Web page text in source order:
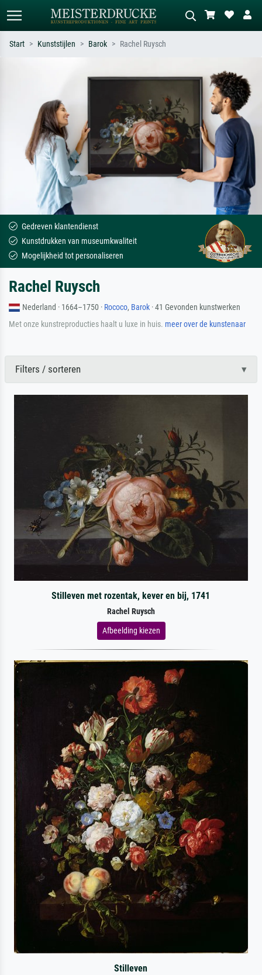
Monet, Sterrennacht, impressionisme,
Hokusai-golf, naakt.
Beschrijf de scène – bijv. groene
weide, abstract met veel rood, donker
olieverfschilderij, staand naakt naast
een boom.
Start Kunststijlen Barok Rachel Ruysch
Gedreven klantendienst
Kunstdrukken van museumkwaliteit
Mogelijkheid tot personaliseren
Rachel Ruysch
Nederland · 1664–1750 · Rococo, Barok · 41 Gevonden kunstwerken
Met onze kunstreproducties haalt u luxe in huis. meer over de kunstenaar
Filters / sorteren
Stilleven met rozentak, kever en bij, 1741
Rachel Ruysch
Afbeelding kiezen
Stilleven